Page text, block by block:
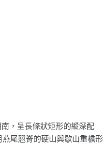
，呈長條狀矩形的縱深配
尾翹脊的硬山與歇山重檐形